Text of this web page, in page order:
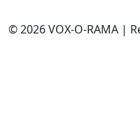
© 2026 VOX-O-RAMA |